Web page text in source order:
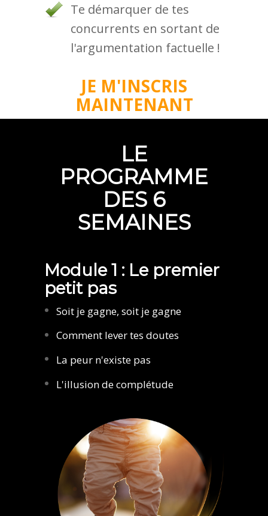
Te démarquer de tes
concurrents en sortant de
l'argumentation factuelle !
JE M'INSCRIS
MAINTENANT
LE
PROGRAMME
DES 6
SEMAINES
Module 1 : Le premier
petit pas
Soit je gagne, soit je gagne
Comment lever tes doutes
La peur n'existe pas
L'illusion de complétude